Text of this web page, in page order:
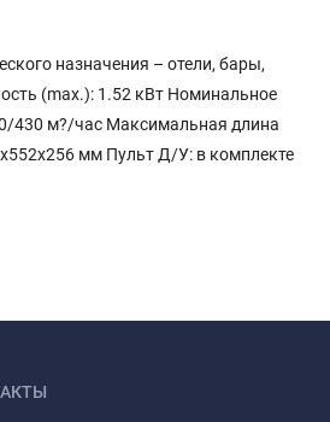
назначения – отели, бары,
(max.): 1.52 кВт Номинальное
430 м?/час Максимальная длина
мм Пульт Д/У: в комплекте